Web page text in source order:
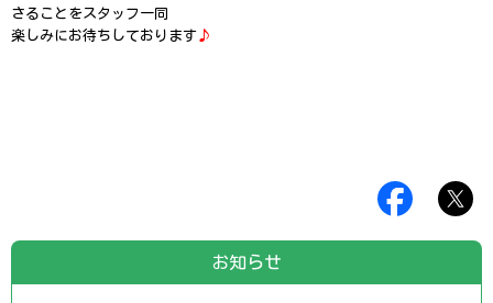
さることをスタッフ一同
楽しみにお待ちしております ♪
お知らせ